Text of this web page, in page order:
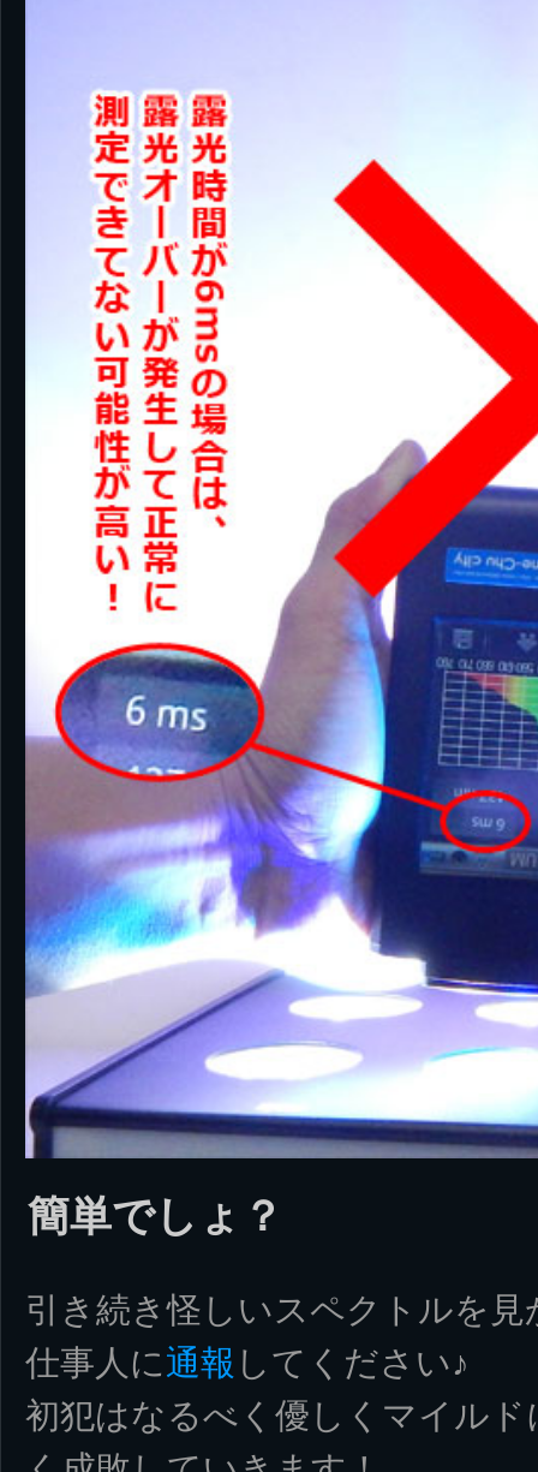
簡単でしょ？
引き続き怪しいスペクトルを
仕事人に通報 してください♪
初犯はなるべく優しくマイル